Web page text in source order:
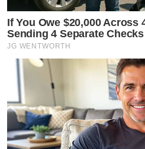
If You Owe $20,000 Across
Sending 4 Separate Checks
JG WENTWORTH